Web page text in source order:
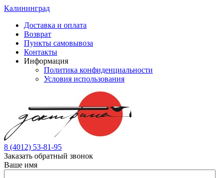
Калининград
Доставка и оплата
Возврат
Пункты самовывоза
Контакты
Информация
Политика конфиденциальности
Условия использования
8 (4012) 53-81-95
Заказать обратный звонок
Ваше имя